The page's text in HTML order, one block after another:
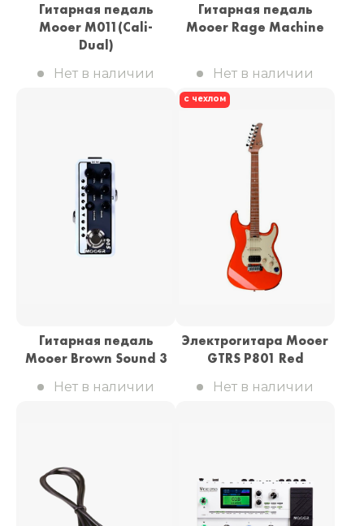
Гитарная педаль
Mooer M011(Cali-
Dual)
Нет в наличии
Гитарная педаль
Mooer Rage Machine
Нет в наличии
Гитарная педаль
Mooer Brown Sound 3
Нет в наличии
с чехлом
Электрогитара Mooer
GTRS P801 Red
Нет в наличии